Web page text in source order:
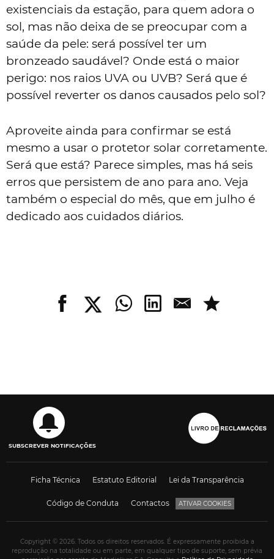
existenciais da estação, para quem adora o
sol, mas não deixa de se preocupar com a
saúde da pele: será possível ter um
bronzeado saudável? Onde está o maior
perigo: nos raios UVA ou UVB? Será que é
possível reverter os danos causados pelo sol?
Aproveite ainda para confirmar se está
mesmo a usar o protetor solar corretamente.
Será que está? Parece simples, mas há seis
erros que persistem de ano para ano. Veja
também o especial do mês, que em julho é
dedicado aos cuidados diários.
SUBSCREVER NOTIFICAÇÕES
Ficha Técnica Estatuto Editorial Lei da Transparência
Código de Conduta Contactos ATIVAR COOKIES
Copyright © 2026. Todos os direitos reservados. É expressamente proibida a
reprodução na totalidade ou em parte, em qualquer tipo de suporte, sem prévia